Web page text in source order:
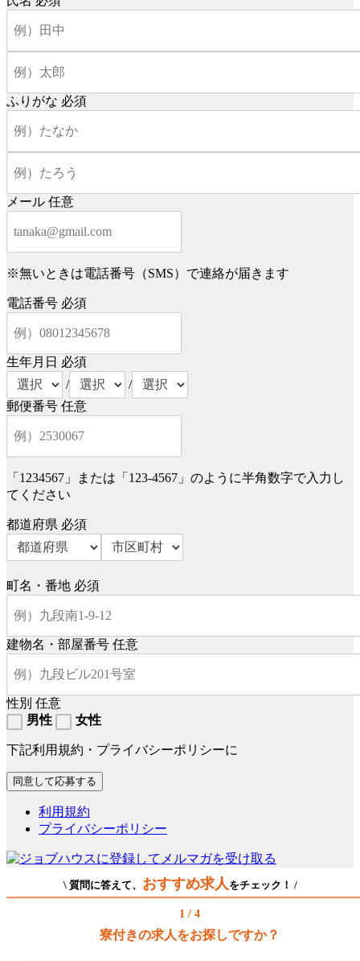
ふりがな 必須
メール 任意
※無いときは電話番号（SMS）で連絡が届きます
電話番号 必須
生年月日 必須
/
/
郵便番号 任意
「1234567」または「123-4567」のように半角数字で入力し
てください
都道府県 必須
町名・番地 必須
建物名・部屋番号 任意
性別 任意
男性
女性
下記利用規約・プライバシーポリシーに
利用規約
プライバシーポリシー
\ 質問に答えて、 おすすめ求人をチェック！ /
1 / 4
寮付きの求人をお探しですか？